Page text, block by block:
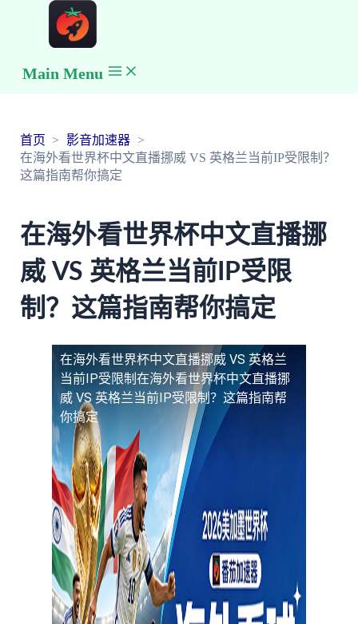
Main Menu
首页
影音加速器
在海外看世界杯中文直播挪威 VS 英格兰当前IP受限制？
这篇指南帮你搞定
在海外看世界杯中文直播挪
威 VS 英格兰当前IP受限
制？这篇指南帮你搞定
在海外看世界杯中文直播挪威 VS 英格兰
当前IP受限制 在海外看世界杯中文直播挪
威 VS 英格兰当前IP受限制？这篇指南帮
你搞定